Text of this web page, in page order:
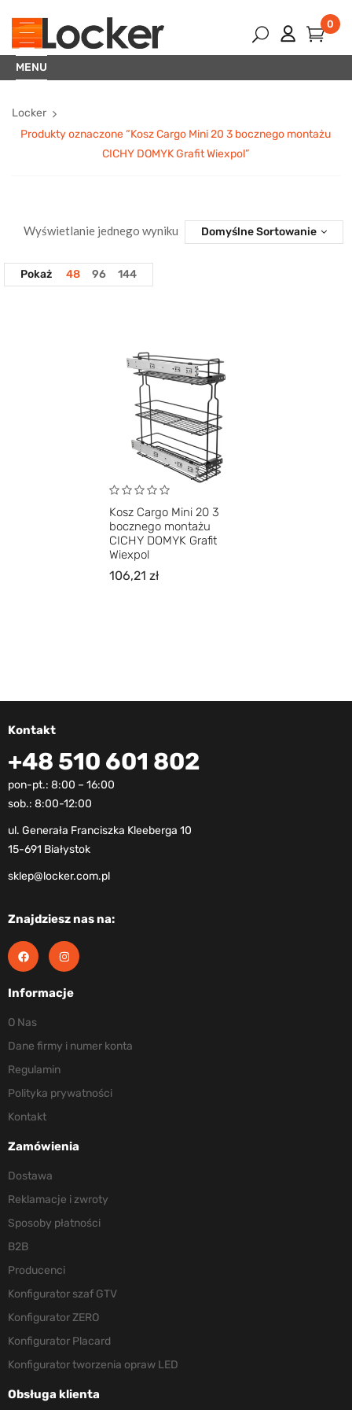
0
MENU
Locker
Produkty oznaczone “Kosz Cargo Mini 20 3 bocznego montażu
CICHY DOMYK Grafit Wiexpol”
Wyświetlanie jednego wyniku Domyślne Sortowanie
Pokaż 48 96 144
Kosz Cargo Mini 20 3
bocznego montażu
CICHY DOMYK Grafit
Wiexpol
106,21zł
Kontakt
+48 510 601 802
pon-pt.: 8:00 – 16:00
sob.: 8:00-12:00
ul. Generała Franciszka Kleeberga 10
15-691 Białystok
sklep@locker.com.pl
Znajdziesz nas na:
Informacje
O Nas
Dane firmy i numer konta
Regulamin
Polityka prywatności
Kontakt
Zamówienia
Dostawa
Reklamacje i zwroty
Sposoby płatności
B2B
Producenci
Konfigurator szaf GTV
Konfigurator ZERO
Konfigurator Placard
Konfigurator tworzenia opraw LED
Obsługa klienta